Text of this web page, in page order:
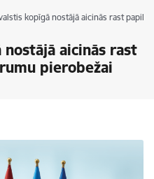
kopīgā nostājā aicinās rast
aicinās rast
pierobežai